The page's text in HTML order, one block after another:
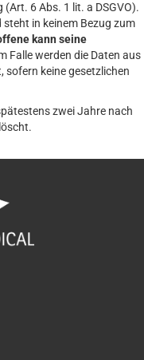
6 Abs. 1 lit. a DSGVO).
in keinem Bezug zum
kann seine
Falle werden die Daten aus
sofern keine gesetzlichen
zwei Jahre nach